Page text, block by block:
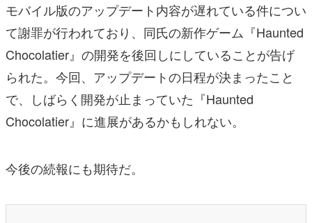
モバイル版のアップデート内容が遅れている件につい
て謝罪が行われており、同氏の新作ゲーム『Haunted
Chocolatier』の開発を後回しにしていることが告げ
られた。今回、アップデートの日程が決まったこと
で、しばらく開発が止まっていた『Haunted
Chocolatier』に進展があるかもしれない。
今後の続報にも期待だ。